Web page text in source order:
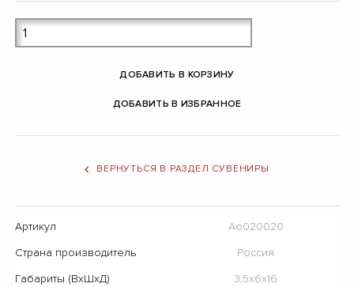
ДОБАВИТЬ В КОРЗИНУ
ДОБАВИТЬ В ИЗБРАННОЕ
ВЕРНУТЬСЯ В РАЗДЕЛ СУВЕНИРЫ
Артикул
Ао020020
Страна производитель
Россия
Габариты (ВхШхД)
3,5х6х16